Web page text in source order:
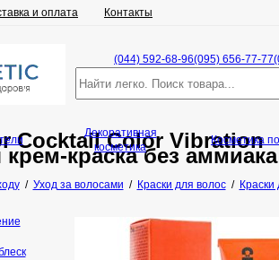
и оплата Контакты
(044) 592-68-96(095) 656-77-77
Cocktail Color Vibration
краска без аммиака
/ Уход за волосами / Краски для волос/ Краски
Декоративная
косметика
Косметика